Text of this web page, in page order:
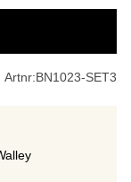
Artnr:BN1023-SET3